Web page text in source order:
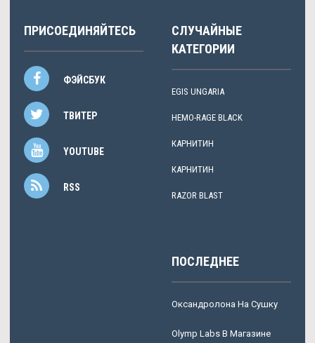
ПРИСОЕДИНЯЙТЕСЬ
ФЭЙСБУК
ТВИТЕР
YOUTUBE
RSS
СЛУЧАЙНЫЕ
КАТЕГОРИИ
EGIS UNGARIA
HEMO-RAGE BLACK
КАРНИТИН
КАРНИТИН
RAZOR BLAST
ПОСЛЕДНЕЕ
Оксандролона На Сушку
Olymp Labs В Магазине